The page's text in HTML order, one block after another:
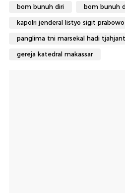
bom bunuh diri bom bunuh
kapolri jenderal listyo sigit prabowo
panglima tni marsekal hadi
gereja katedral makassar